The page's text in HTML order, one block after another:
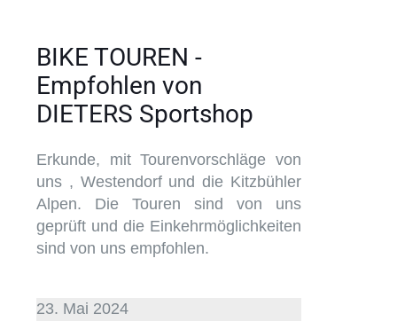
BIKE TOUREN -
Empfohlen von
DIETERS Sportshop
Erkunde, mit Tourenvorschläge von
uns , Westendorf und die Kitzbühler
Alpen. Die Touren sind von uns
geprüft und die Einkehrmöglichkeiten
sind von uns empfohlen.
23. Mai 2024